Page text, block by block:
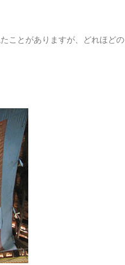
ことがありますが、どれほどの